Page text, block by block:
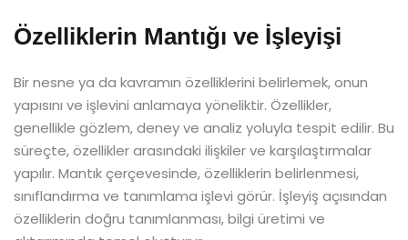
Özelliklerin Mantığı ve İşleyişi
Bir nesne ya da kavramın özelliklerini belirlemek, onun
yapısını ve işlevini anlamaya yöneliktir. Özellikler,
genellikle gözlem, deney ve analiz yoluyla tespit edilir. Bu
süreçte, özellikler arasındaki ilişkiler ve karşılaştırmalar
yapılır. Mantık çerçevesinde, özelliklerin belirlenmesi,
sınıflandırma ve tanımlama işlevi görür. İşleyiş açısından
özelliklerin doğru tanımlanması, bilgi üretimi ve